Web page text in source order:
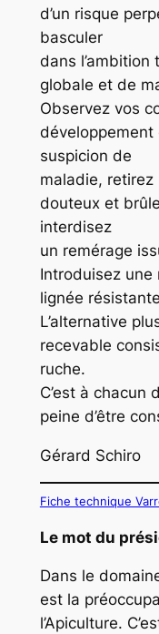
d’un risque
basculer
dans
globale et de
Observez vos
développement
suspicion de
maladie, retirez
douteux et
interdisez
un remérage
Introduisez une
lignée
L’alternative
recevable
ruche.
C’est à chacun
peine d’être
Gérard Schiro
Fiche technique
Le mot du
Dans le
est la
l’Apiculture.